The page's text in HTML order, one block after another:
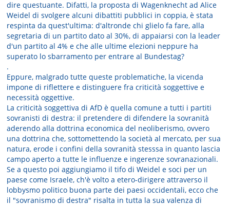
dire questuante. Difatti, la proposta di Wagenknecht ad Alice
Weidel di svolgere alcuni dibattiti pubblici in coppia, è stata
respinta da quest'ultima: d'altronde chi glielo fa fare, alla
segretaria di un partito dato al 30%, di appaiarsi con la leader
d'un partito al 4% e che alle ultime elezioni neppure ha
superato lo sbarramento per entrare al Bundestag?
.
Eppure, malgrado tutte queste problematiche, la vicenda
impone di riflettere e distinguere fra criticità soggettive e
necessità oggettive.
La criticità soggettiva di AfD è quella comune a tutti i partiti
sovranisti di destra: il pretendere di difendere la sovranità
aderendo alla dottrina economica del neoliberismo, ovvero
una dottrina che, sottomettendo la società al mercato, per sua
natura, erode i confini della sovranità stesssa in quanto lascia
campo aperto a tutte le influenze e ingerenze sovranazionali.
Se a questo poi aggiungiamo il tifo di Weidel e soci per un
paese come Israele, ch'è volto a etero-dirigere attraverso il
lobbysmo politico buona parte dei paesi occidentali, ecco che
il "sovranismo di destra" risalta in tutta la sua valenza di